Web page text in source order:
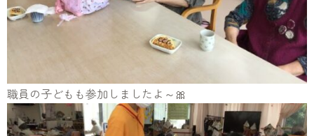
職員の子どもも参加しましたよ～🎀